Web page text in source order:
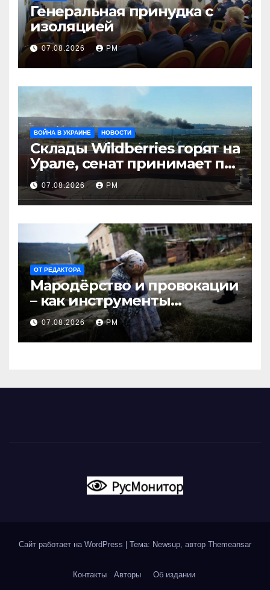
Генеральная принудка с
изоляцией
07.08.2026 РМ
ВОЙНА В УКРАИНЕ НОВОСТИ
Склады Wildberries горят на
Урале, сенат принимает по
Грэму закон
07.08.2026 РМ
ОТ РЕДАКТОРА
Мародёрство и провокации
– как инструменты
современной политики
России
07.08.2026 РМ
Сайт работает на WordPress | Тема: Newsup, автор Themeansar
Контакты Авторы Об издании